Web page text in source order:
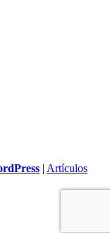
| Artículos